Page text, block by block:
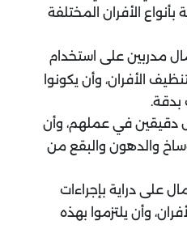
بأنواع الأفران المختلفة
مدربين على استخدام
الأفران، وأن يكونوا
بدقة.
دقيقين في عملهم، وأن
والدهون والبقع من
على دراية بإجراءات
وأن يلتزموا بهذه